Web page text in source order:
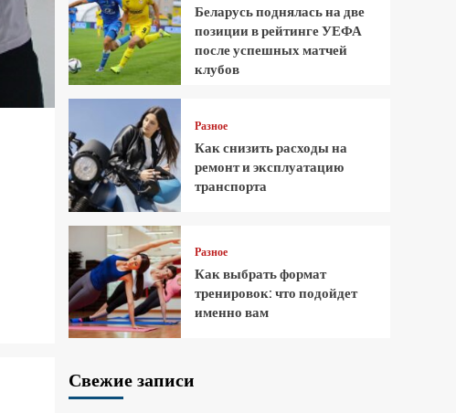
Беларусь поднялась на две
позиции в рейтинге УЕФА
после успешных матчей
клубов
Разное
Как снизить расходы на
ремонт и эксплуатацию
транспорта
Разное
Как выбрать формат
тренировок: что подойдет
именно вам
Свежие записи